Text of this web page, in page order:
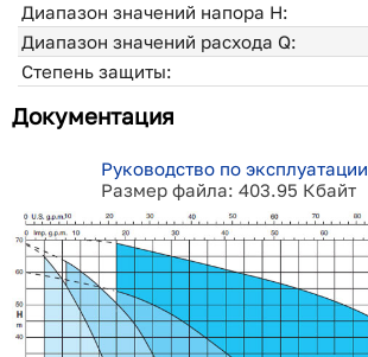
Диапазон значений напора H:
Диапазон значений расхода Q:
Степень защиты:
Документация
Руководство по эксплуатации
Размер файла: 403.95 Кбайт